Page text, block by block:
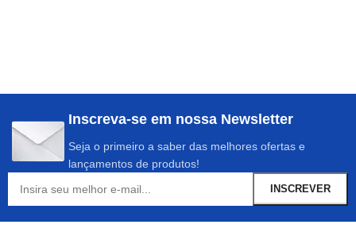
Inscreva-se em nossa Newsletter
Seja o primeiro a saber das melhores ofertas e
lançamentos de produtos!